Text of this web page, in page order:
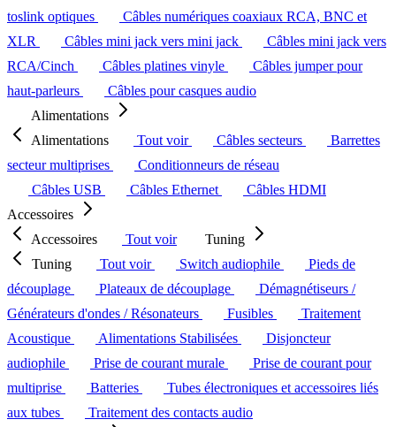
toslink optiques
Câbles numériques coaxiaux RCA, BNC et
XLR
Câbles mini jack vers mini jack
Câbles mini jack vers
RCA/Cinch
Câbles platines vinyle
Câbles jumper pour
haut-parleurs
Câbles pour casques audio
Alimentations
Alimentations
Tout voir Câbles secteurs
Barrettes
secteur multiprises
Conditionneurs de réseau
Câbles USB
Câbles Ethernet
Câbles HDMI
Accessoires
Accessoires
Tout voir
Tuning
Tuning
Tout voir Switch audiophile
Pieds de
découplage
Plateaux de découplage
Démagnétiseurs /
Générateurs d'ondes / Résonateurs
Fusibles
Traitement
Acoustique
Alimentations Stabilisées
Disjoncteur
audiophile
Prise de courant murale
Prise de courant pour
multiprise
Batteries
Tubes électroniques et accessoires liés
aux tubes
Traitement des contacts audio